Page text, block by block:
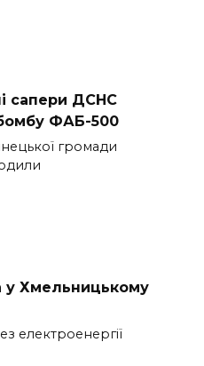
сапери ДСНС
ФАБ-500
громади
у Хмельницькому
електроенергії